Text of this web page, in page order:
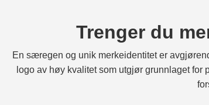
Trenger du
En særegen og unik merkeidentitet er
logo av høy kvalitet som utgjør grunnlaget